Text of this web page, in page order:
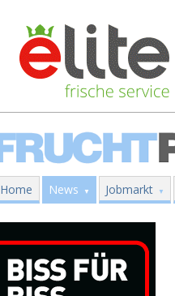
Home News Jobmarkt